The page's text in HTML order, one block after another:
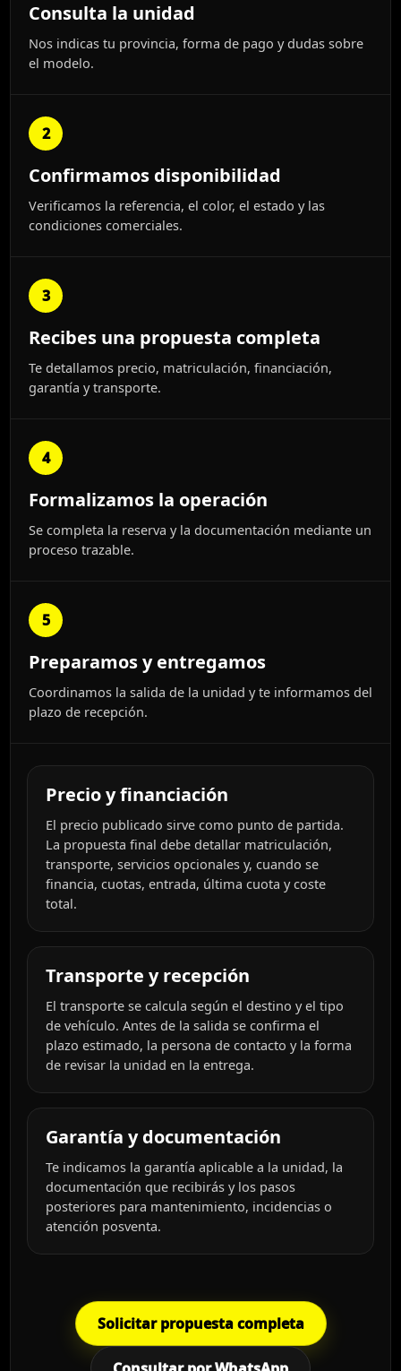
Consulta la unidad
Nos indicas tu provincia, forma de pago y dudas sobre
el modelo.
2
Confirmamos disponibilidad
Verificamos la referencia, el color, el estado y las
condiciones comerciales.
3
Recibes una propuesta completa
Te detallamos precio, matriculación, financiación,
garantía y transporte.
4
Formalizamos la operación
Se completa la reserva y la documentación mediante un
proceso trazable.
5
Preparamos y entregamos
Coordinamos la salida de la unidad y te informamos del
plazo de recepción.
Precio y financiación
El precio publicado sirve como punto de partida.
La propuesta final debe detallar matriculación,
transporte, servicios opcionales y, cuando se
financia, cuotas, entrada, última cuota y coste
total.
Transporte y recepción
El transporte se calcula según el destino y el tipo
de vehículo. Antes de la salida se confirma el
plazo estimado, la persona de contacto y la forma
de revisar la unidad en la entrega.
Garantía y documentación
Te indicamos la garantía aplicable a la unidad, la
documentación que recibirás y los pasos
posteriores para mantenimiento, incidencias o
atención posventa.
Solicitar propuesta completa